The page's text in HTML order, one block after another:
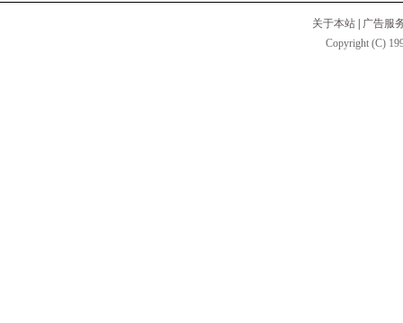
关于本站
广告服
Copyright (C)